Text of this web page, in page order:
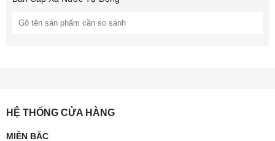
HỆ THỐNG CỬA HÀNG
MIỀN BẮC